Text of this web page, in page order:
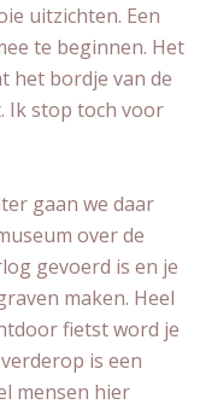
uitzichten. Een
te beginnen. Het
het bordje van de
Ik stop toch voor
gaan we daar
over de
gevoerd is en je
maken. Heel
fietst word je
is een
mensen hier